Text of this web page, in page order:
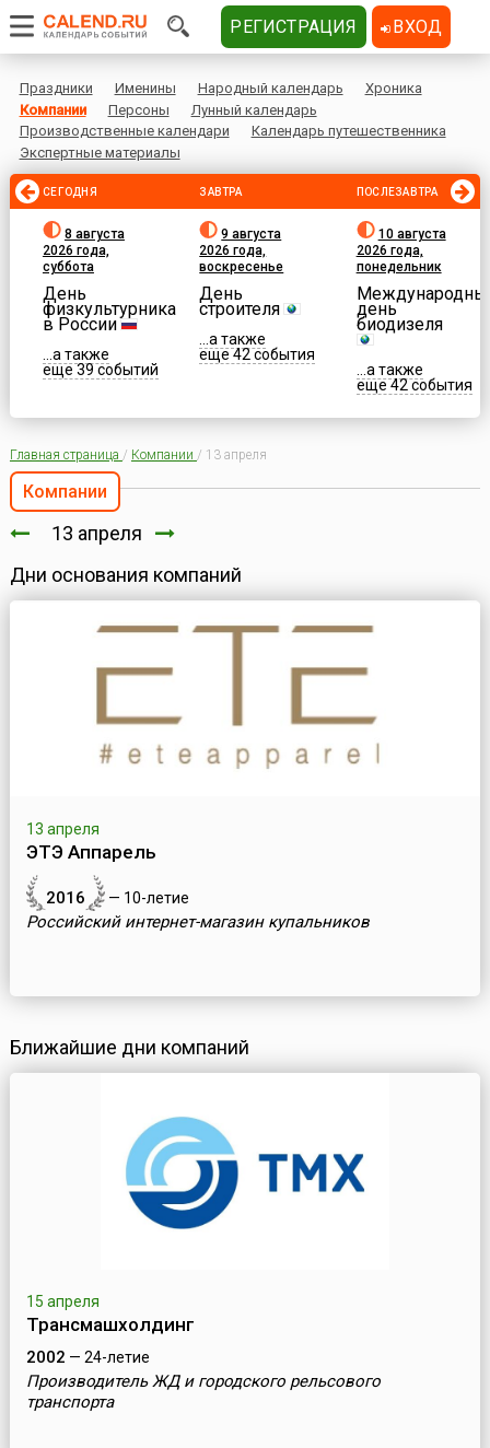
Праздники Именины Народный календарь
Хроника
Компании
Персоны
Лунный календарь
Производственные календари
Календарь путешественника
Экспертные материалы
СЕГОДНЯ
8 августа
2026 года,
суббота
День
физкультурника
в России
...а также
еще 39 событий
ЗАВТРА
9 августа
2026 года,
воскресенье
День
строителя
...а также
еще 42 события
ПОСЛЕЗАВТРА
10 августа
2026 года,
понедельник
день
биодизеля
...а также
еще 42 события
Главная страница / Компании / 13 апреля
Компании
13 апреля
Дни основания компаний
13 апреля
ЭТЭ Аппарель
2016 — 10-летие
Российский интернет-магазин купальников
Ближайшие дни компаний
15 апреля
Трансмашхолдинг
2002 — 24-летие
Производитель ЖД и городского рельсового
транспорта
РЕГИСТРАЦИЯ ВХОД